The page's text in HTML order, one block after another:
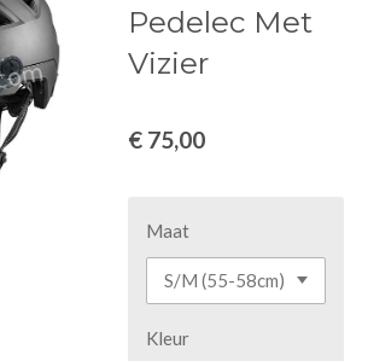
Pedelec Met
Vizier
€ 75,00
Maat
Kleur